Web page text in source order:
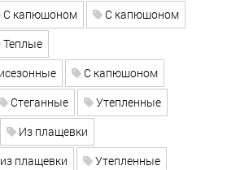
С капюшоном
С капюшоном
Теплые
С капюшоном
Стеганные
Утепленные
Из плащевки
плащевки
Утепленные